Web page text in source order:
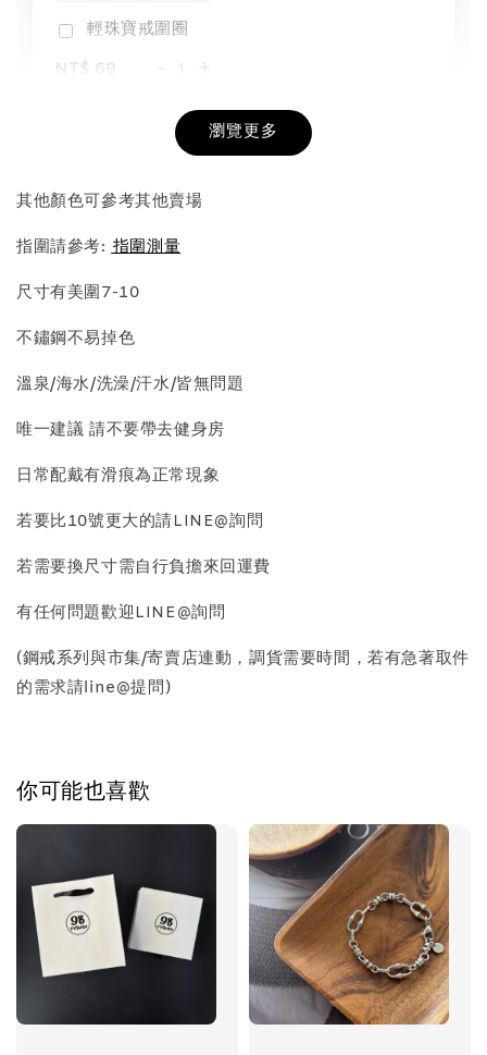
輕珠寶戒圍圈
NT$ 69
+
質感飾品收納盒
NT$ 399
飾品禮物盒加價購
飾品禮物盒
瀏覽更多
其他顏色可參考其他賣場
指圍請參考:指圍測量
尺寸有美圍7-10
不鏽鋼不易掉色
溫泉/海水/洗澡/汗水/皆無問題
唯一建議 請不要帶去健身房
日常配戴有滑痕為正常現象
若要比10號更大的請LINE@詢問
若需要換尺寸需自行負擔來回運費
有任何問題歡迎LINE@詢問
(鋼戒系列與市集/寄賣店連動，調貨需要時間，若有急著取件
的需求請line@提問)
你可能也喜歡